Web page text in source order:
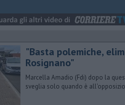
"Basta polemiche,
Rosignano"
Marcella Amadio (Fdi) dopo la
sveglia solo quando è